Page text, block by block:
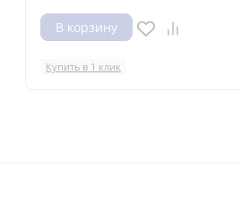
В корзину
Купить в 1 клик